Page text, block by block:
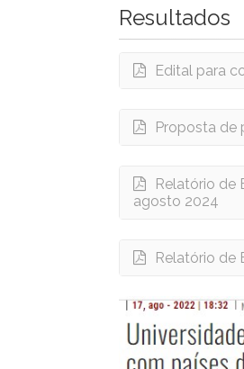
Resultados
Edital para
Proposta de
Relatório de
agosto 2024
Relatório de